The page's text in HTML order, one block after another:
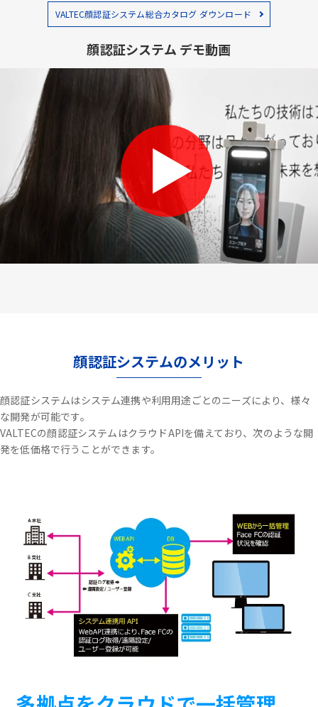
VALTEC顔認証システム総合カタログ ダウンロード
顔認証システム デモ動画
顔認証システムのメリット
顔認証システムはシステム連携や利用用途ごとのニーズにより、様々
な開発が可能です。
VALTECの顔認証システムはクラウドAPIを備えており、次のような開
発を低価格で行うことができます。